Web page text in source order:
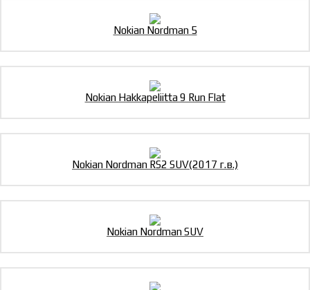
Nokian Nordman 5
Nokian Hakkapeliitta 9 Run Flat
Nokian Nordman RS2 SUV(2017 г.в.)
Nokian Nordman SUV